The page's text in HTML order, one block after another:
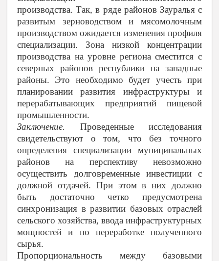
производства. Так, в ряде районов Зауралья с
развитым зерноводством и мясомолочным
производством ожидается изменения профиля
специализации. Зона низкой концентрации
производства на уровне региона сместится с
северных районов республики на западные
районы. Это необходимо будет учесть при
планировании развития инфраструктуры и
перерабатывающих предприятий пищевой
промышленности.
Заключение. Проведенные исследования
свидетельствуют о том, что без точного
определения специализации муниципальных
районов на перспективу невозможно
осуществить долговременные инвестиции с
должной отдачей. При этом в них должно
быть достаточно четко предусмотрена
синхронизация в развитии базовых отраслей
сельского хозяйства, ввода инфраструктурных
мощностей и по переработке полученного
сырья.
Пропорциональность между базовыми